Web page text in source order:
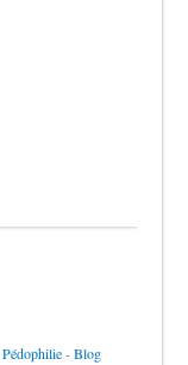
Pédophilie-Blog